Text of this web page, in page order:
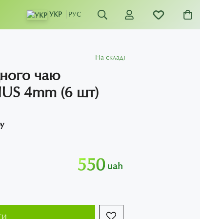
УКР РУС
На складі
чаю
4mm (6 шт)
550 uah